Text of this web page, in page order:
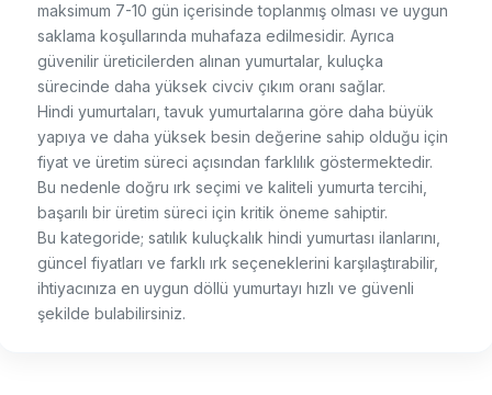
maksimum 7-10 gün içerisinde toplanmış olması ve uygun
saklama koşullarında muhafaza edilmesidir. Ayrıca
güvenilir üreticilerden alınan yumurtalar, kuluçka
sürecinde daha yüksek civciv çıkım oranı sağlar.
Hindi yumurtaları, tavuk yumurtalarına göre daha büyük
yapıya ve daha yüksek besin değerine sahip olduğu için
fiyat ve üretim süreci açısından farklılık göstermektedir.
Bu nedenle doğru ırk seçimi ve kaliteli yumurta tercihi,
başarılı bir üretim süreci için kritik öneme sahiptir.
Bu kategoride; satılık kuluçkalık hindi yumurtası ilanlarını,
güncel fiyatları ve farklı ırk seçeneklerini karşılaştırabilir,
ihtiyacınıza en uygun döllü yumurtayı hızlı ve güvenli
şekilde bulabilirsiniz.